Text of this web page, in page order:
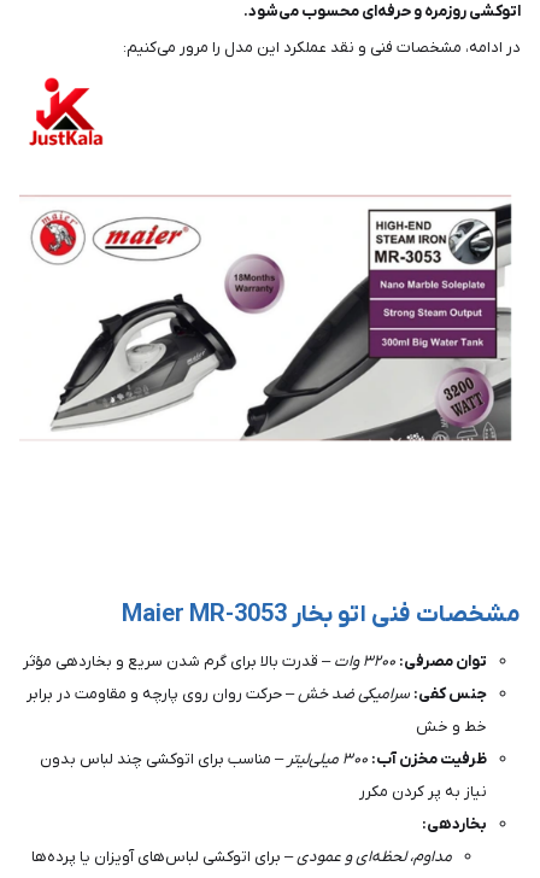
اتوکشی روزمره و حرفه‌ای محسوب می‌شود.
در ادامه، مشخصات فنی و نقد عملکرد این مدل را مرور می‌کنیم:
مشخصات فنی اتو بخار Maier MR-3053
توان مصرفی: ۳۲۰۰ وات
– قدرت بالا برای گرم شدن سریع و بخاردهی مؤثر
جنس کفی: سرامیکی ضد خش– حرکت روان روی پارچه و مقاومت در برابر
خط و خش
ظرفیت مخزن آب: ۳۰۰ میلی‌لیتر
– مناسب برای اتوکشی چند لباس بدون
نیاز به پر کردن مکرر
بخاردهی:
مداوم، لحظه‌ای و عمودی– برای اتوکشی لباس‌های آویزان یا پرده‌ها